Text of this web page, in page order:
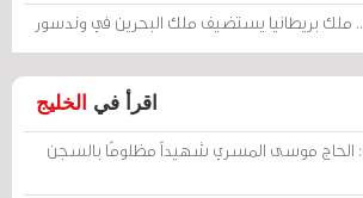
.. ملك بريطانيا يستضيف ملك البحرين في وندسور
اقرأ في الخليج
الحاج موسى المسري شهيداً مظلومًا بالسجن